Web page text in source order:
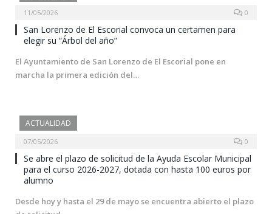
11/05/2026 0
San Lorenzo de El Escorial convoca un certamen para
elegir su “Árbol del año”
El Ayuntamiento de San Lorenzo de El Escorial pone en
marcha la primera edición del…
ACTUALIDAD
07/05/2026 0
Se abre el plazo de solicitud de la Ayuda Escolar Municipal
para el curso 2026-2027, dotada con hasta 100 euros por
alumno
Desde hoy y hasta el 29 de mayo se encuentra abierto el plazo